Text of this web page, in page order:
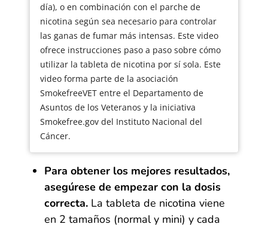
día), o en combinación con el parche de
nicotina según sea necesario para controlar
las ganas de fumar más intensas. Este video
ofrece instrucciones paso a paso sobre cómo
utilizar la tableta de nicotina por sí sola. Este
video forma parte de la asociación
SmokefreeVET entre el Departamento de
Asuntos de los Veteranos y la iniciativa
Smokefree.gov del Instituto Nacional del
Cáncer.
Para obtener los mejores resultados,
asegúrese de empezar con la dosis
correcta. La tableta de nicotina viene
en 2 tamaños (normal y mini) y cada